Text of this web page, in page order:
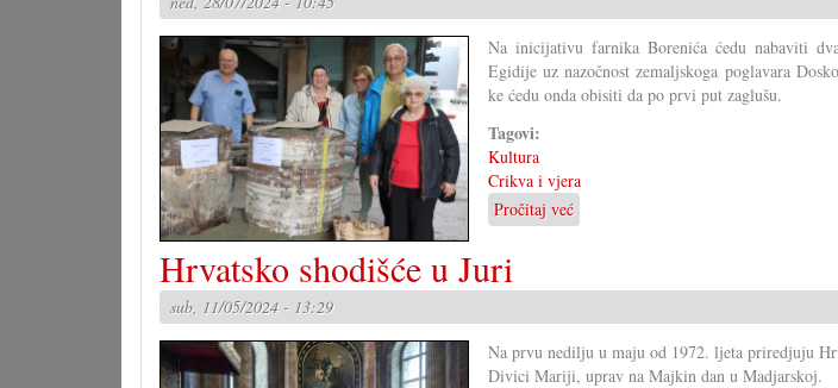
Na inicijativu farnika Borenića ćedu nabaviti
Egidije uz nazočnost zemaljskoga poglavara
ke ćedu onda obisiti da po prvi put zaglušu.
Tagovi:
Kultura
Crikva i vjera
Pročitaj već
Livanje
Novo
Selo
Hrvatsko shodišće u Juri
sub, 11/05/2024 - 13:29
Na prvu nedilju u maju od 1972. ljeta priredjuju
Divici Mariji, uprav na Majkin dan u Madjarskoj.